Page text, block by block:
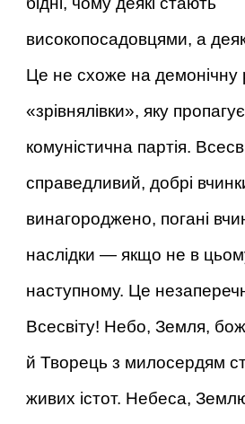
високопосадовцями, а
Це не схоже на демонічну
«зрівнялівки», яку
комуністична партія.
справедливий, добрі
винагороджено, погані
наслідки — якщо не в
наступному. Це
Всесвіту! Небо, Земля,
й Творець з милосердям
живих істот. Небеса,